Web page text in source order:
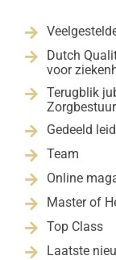


Dutch
voor

Terugblik
Zorgbestuur
 Gedeeld
 Team
 Online
 Master of
 Top Class
 Laatste